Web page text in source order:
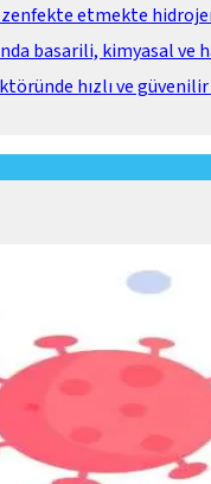
etmekte
basarili, kimyasal ve
hızlı ve